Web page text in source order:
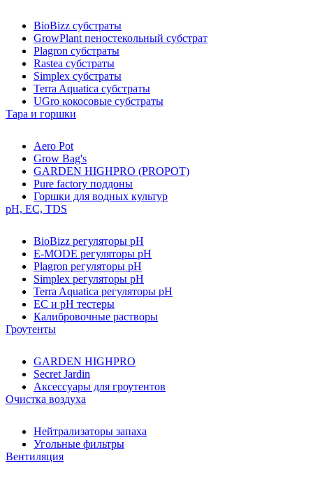
BioBizz cубстраты
GrowPlant пеностекольный субстрат
Plagron cубстраты
Rastea cубстраты
Simplex cубстраты
Terra Aquatica cубстраты
UGro кокосовые субстраты
Тара и горшки
Aero Pot
Grow Bag's
GARDEN HIGHPRO (PROPOT)
Pure factory поддоны
Горшки для водных культур
pH, EC, TDS
BioBizz регуляторы pH
E-MODE регуляторы pH
Plagron регуляторы pH
Simplex регуляторы pH
Terra Aquatica регуляторы pH
EC и pH тестеры
Калибровочные растворы
Гроутенты
GARDEN HIGHPRO
Secret Jardin
Аксессуары для гроутентов
Очистка воздуха
Нейтрализаторы запаха
Угольные фильтры
Вентиляция